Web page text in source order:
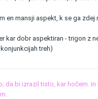
en mansji aspekt, k se ga zdej
kar dobr aspektiran - trigon z
treh)
da bi izrazil tisto, kar hočem.